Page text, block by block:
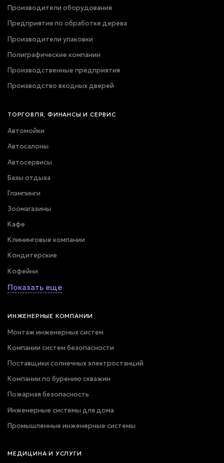
Производители оборудования
Предприятия по обработке дерева
Производители упаковки
Полиграфические компании
Производственные предприятия
Производство входных дверей
ТОРГОВЛЯ, ФИНАНСЫ И СЕРВИС
Автомойки
Автосалоны
Автосервисы
Базы отдыха
Глэмпинги
Зоомагазины
Кафе
Клининговые компании
Кондитерские
Кофейни
Показать еще
ИНЖЕНЕРНЫЕ КОМПАНИИ
Монтаж инженерных систем
Компании систем безопасности
Поставщики солнечных электростанций
Компании по бурению скважин
Пожарная безопасность
Инженерные системы для дома
Промышленные инженерные системы
МЕДИЦИНА И УСЛУГИ